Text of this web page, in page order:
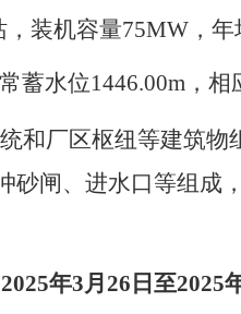
装机容量75MW，年
蓄水位1446.00m，相
和厂区枢纽等建筑物
闸、进水口等组成
2025年3月26日至2025